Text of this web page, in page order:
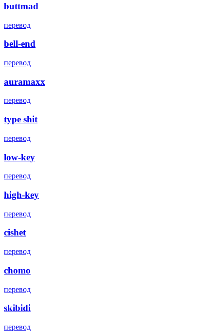
buttmad
перевод
bell-end
перевод
auramaxx
перевод
type shit
перевод
low-key
перевод
high-key
перевод
cishet
перевод
chomo
перевод
skibidi
перевод